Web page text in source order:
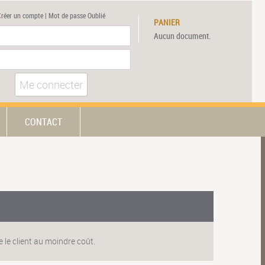
un compte| Mot de passe Oublié
Me connecter
PANIER
Aucun document.
CONTACT
le client au moindre coût.